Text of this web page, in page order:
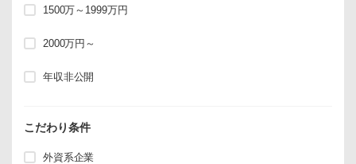
1500万～1999万円
2000万円～
年収非公開
こだわり条件
外資系企業